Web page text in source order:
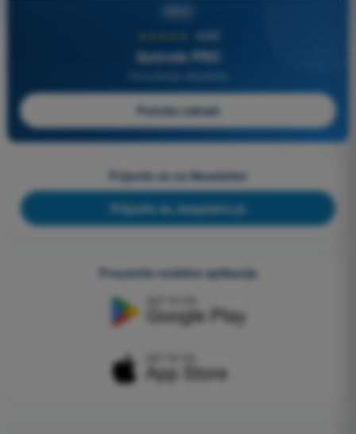
4,6/5
Quizvds PRO
Počnite odmah
Prijavite se na Newsletter
Prijavite se, besplatno je
Preuzmite mobilne aplikacije